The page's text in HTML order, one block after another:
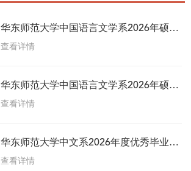
华东师范大学中国语言文学系2026年硕士
研究生招生复试结果
查看详情
华东师范大学中国语言文学系2026年硕士
研究生招生复试结果
查看详情
华东师范大学中文系2026年度优秀毕业生
评选细则
查看详情